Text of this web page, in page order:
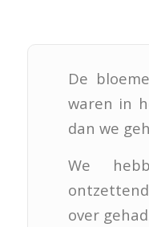
De
waren in
dan we
We
over